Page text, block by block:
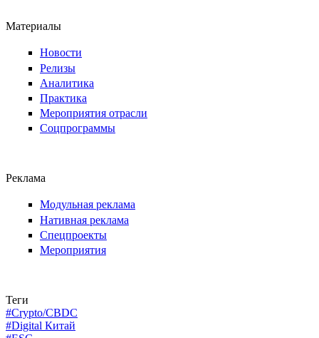
Материалы
Новости
Релизы
Аналитика
Практика
Мероприятия отрасли
Соцпрограммы
Реклама
Модульная реклама
Нативная реклама
Спецпроекты
Мероприятия
Теги
#Crypto/CBDC
#Digital Китай